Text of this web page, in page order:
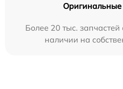
Оригинальные
Более 20 тыс. запчастей
наличии на